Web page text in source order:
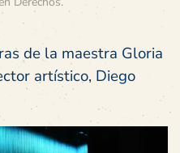
de la maestra Gloria
artístico, Diego